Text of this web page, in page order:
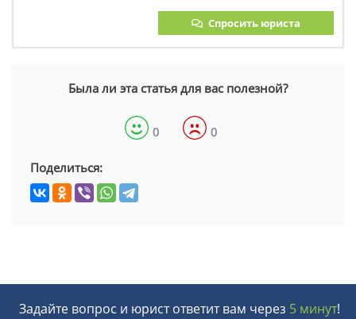
Спросить юриста
Была ли эта статья для вас полезной?
0 0
Поделиться:
Задайте вопрос и юрист ответит вам через 5 минут!